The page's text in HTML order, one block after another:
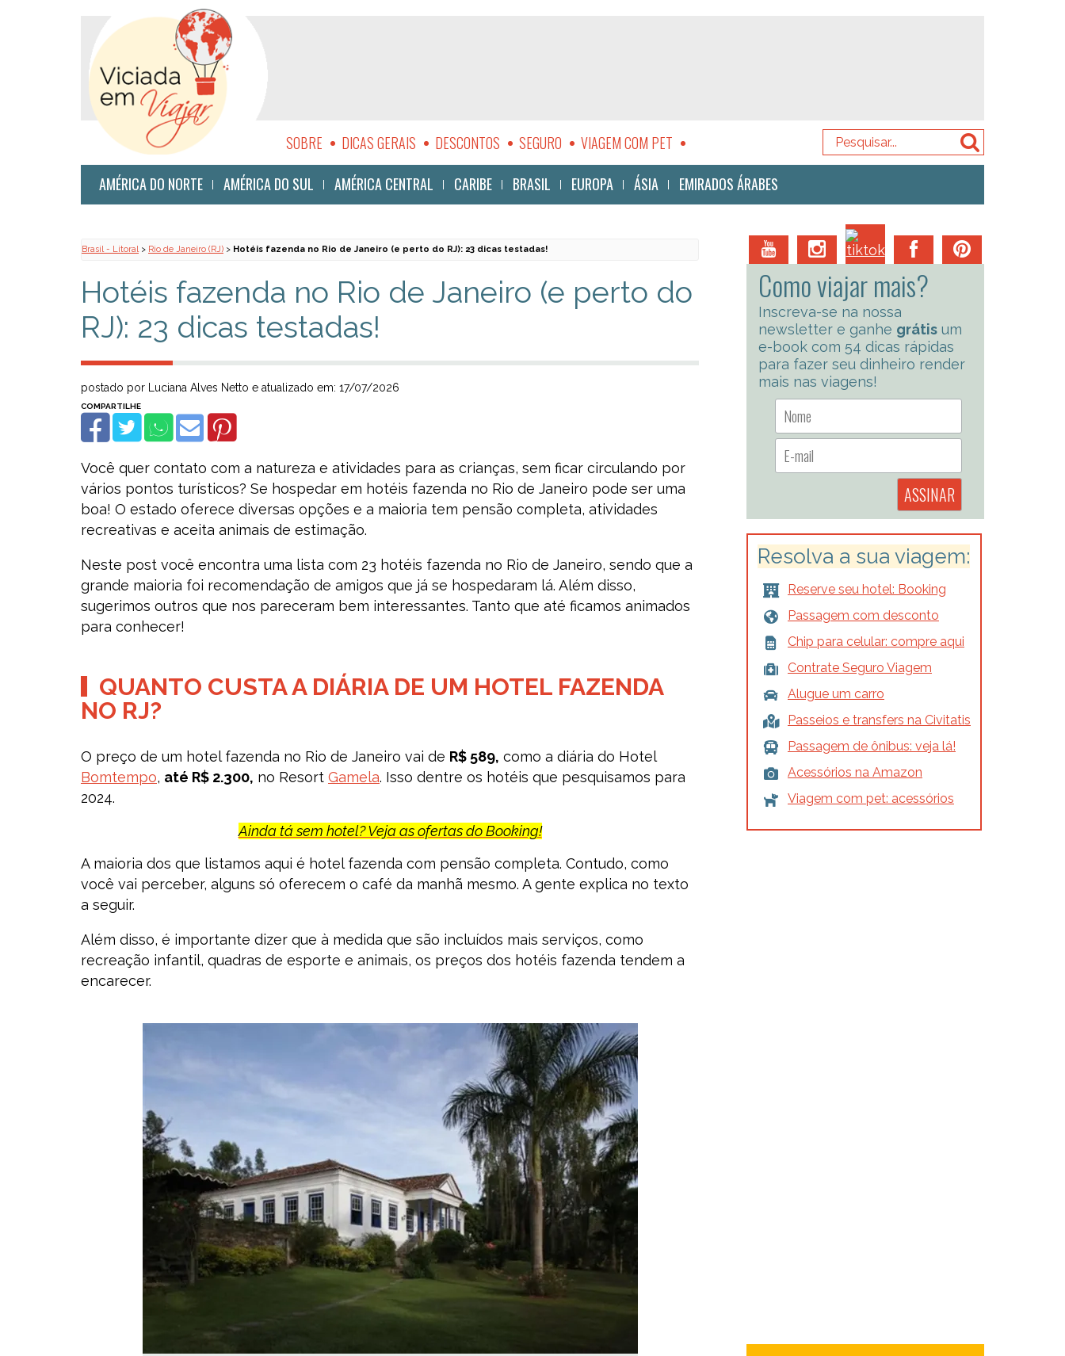
SOBRE DICAS GERAIS DESCONTOS SEGURO
VIAGEM COM PET
SUSTENTABILIDADE
AMÉRICA DO NORTE AMÉRICA DO SUL AMÉRICA CENTRAL CARIBE BRASIL EUROPA ÁSIA EMIRADOS ÁRABES
Brasil - Litoral> Rio de Janeiro (RJ) > Hotéis fazenda no Rio de Janeiro (e perto do RJ): 23 dicas testadas!
Hotéis fazenda no Rio de Janeiro (e perto do
RJ): 23 dicas testadas!
postado por Luciana Alves Netto e atualizado em: 17/07/2026
Você quer contato com a natureza e atividades para as crianças, sem ficar circulando por
vários pontos turísticos? Se hospedar em hotéis fazenda no Rio de Janeiro pode ser uma
boa! O estado oferece diversas opções e a maioria tem pensão completa, atividades
recreativas e aceita animais de estimação.
Neste post você encontra uma lista com 23 hotéis fazenda no Rio de Janeiro, sendo que a
grande maioria foi recomendação de amigos que já se hospedaram lá. Além disso,
sugerimos outros que nos pareceram bem interessantes. Tanto que até ficamos animados
para conhecer!
QUANTO CUSTA A DIÁRIA DE UM HOTEL FAZENDA
NO RJ?
O preço de um hotel fazenda no Rio de Janeiro vai de R$ 589, como a diária do Hotel
Bomtempo, até R$ 2.300, no Resort Gamela. Isso dentre os hotéis que pesquisamos para
2024.
Ainda tá sem hotel? Veja as ofertas do Booking!
A maioria dos que listamos aqui é hotel fazenda com pensão completa. Contudo, como
você vai perceber, alguns só oferecem o café da manhã mesmo. A gente explica no texto
a seguir.
Além disso, é importante dizer que à medida que são incluídos mais serviços, como
recreação infantil, quadras de esporte e animais, os preços dos hotéis fazenda tendem a
encarecer.
Como viajar mais?
Inscreva-se na nossa
newsletter e ganhe grátis um
e-book com 54 dicas rápidas
para fazer seu dinheiro render
mais nas viagens!
Resolva a sua viagem:
Reserve seu hotel: Booking
Passagem com desconto
Chip para celular: compre aqui
Contrate Seguro Viagem
Alugue um carro
Passeios e transfers na Civitatis
Passagem de ônibus: veja lá!
Acessórios na Amazon
Viagem com pet: acessórios